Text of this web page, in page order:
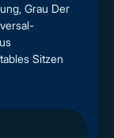
Grau Der
Sitzen